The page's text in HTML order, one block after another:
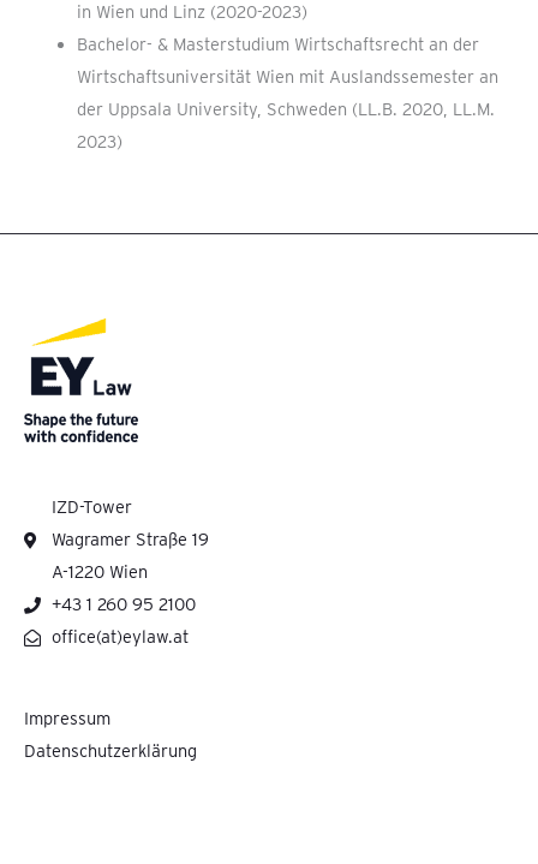
in Wien und Linz (2020-2023)
Bachelor- & Masterstudium Wirtschaftsrecht an der
Wirtschaftsuniversität Wien mit Auslandssemester an
der Uppsala University, Schweden (LL.B. 2020, LL.M.
2023)
IZD-Tower
Wagramer Straße 19
A-1220 Wien
+43 1 260 95 2100
office(at)eylaw.at
Impressum
Datenschutzerklärung